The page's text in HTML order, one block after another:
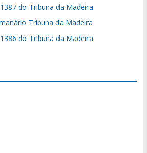
do Tribuna da Madeira
Tribuna da Madeira
do Tribuna da Madeira